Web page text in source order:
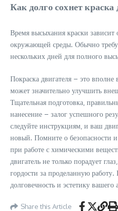
Как долго сохнет краска
Время высыхания краски зависит
окружающей среды. Обычно
нескольких дней для полного
Покраска двигателя – это вполне
может значительно улучшить
Тщательная подготовка‚
нанесение – залог успешного
следуйте инструкциям‚ и ваш
новый. Помните о безопасности
при работе с химическими
двигатель не только порадует
гордости за проделанную работу.
долговечность и эстетику вашего
Share this Article